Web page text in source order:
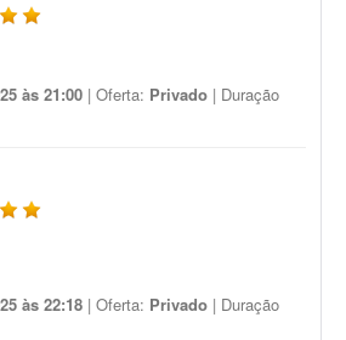
às 21:00 | Oferta: Privado | Duração
às 22:18 | Oferta: Privado | Duração